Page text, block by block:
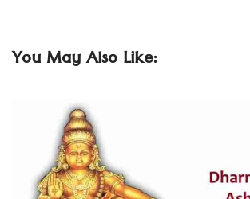
You May Also Like: